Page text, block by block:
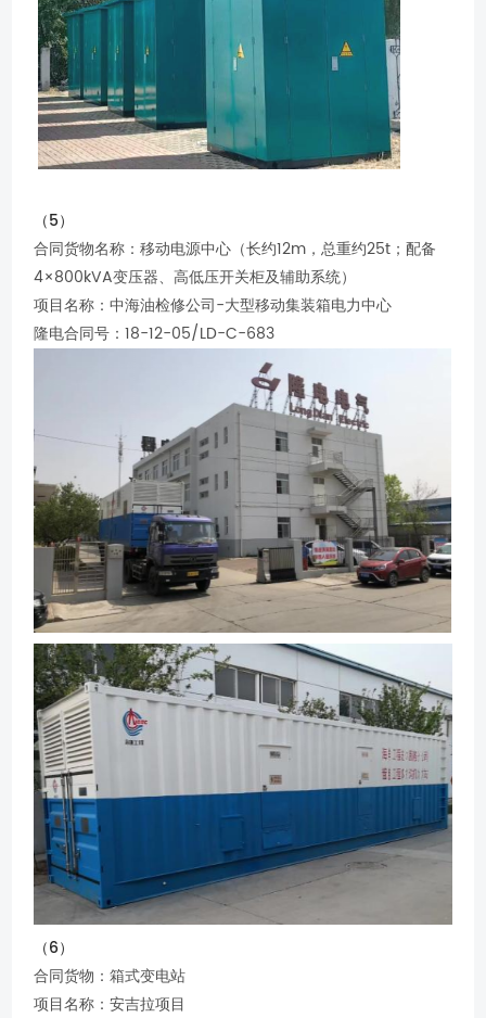
（5）
合同货物名称：移动电源中心（长约12m，总重约25t；配备
4×800kVA变压器、高低压开关柜及辅助系统）
项目名称：中海油检修公司-大型移动集装箱电力中心
隆电合同号：18-12-05/LD-C-683
（6）
合同货物：箱式变电站
项目名称：安吉拉项目